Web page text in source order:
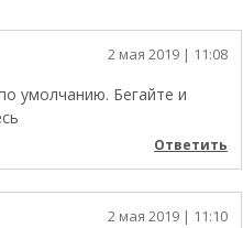
2 мая 2019 | 11:08
умолчанию. Бегайте и
Ответить
2 мая 2019 | 11:10